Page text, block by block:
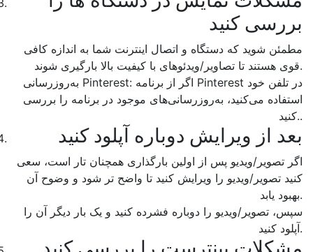
بررسی کنید
مطمئن شوید که دستگاه و اتصال اینترنت شما به اندازه کافی
قوی هستند تا تصاویر/ویدئوهای با کیفیت بالا بارگیری شوند.
به‌روزرسانی Pinterest: اگر از برنامه Pinterest در تلفن خود
استفاده می‌کنید، به‌روزرسانی‌های موجود در برنامه را بررسی
کنید..
بعد از ویرایش دوباره آپلود کنید
اگر تصویر/ویدیو پس از اولین بارگذاری همچنان تار است، سعی
کنید تصویر/ویدیو را ویرایش کنید تا واضح تر شود و وضوح آن
بهبود یابد.
سپس، تصویر/ویدیو را دوباره فشرده کنید و یک بار دیگر آن را
آپلود کنید.